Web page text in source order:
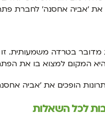
את 'אביה אחסנה' לחברת
מדובר בטרדה
המקום למצוא בו את
הופכים את 'אביה
לכל השאלות